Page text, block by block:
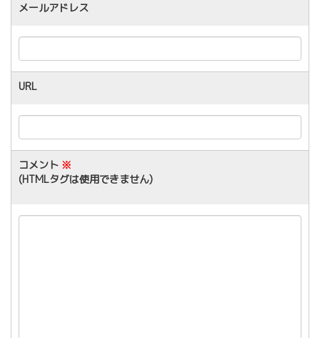
メールアドレス
URL
コメント ※
(HTMLタグは使用できません)